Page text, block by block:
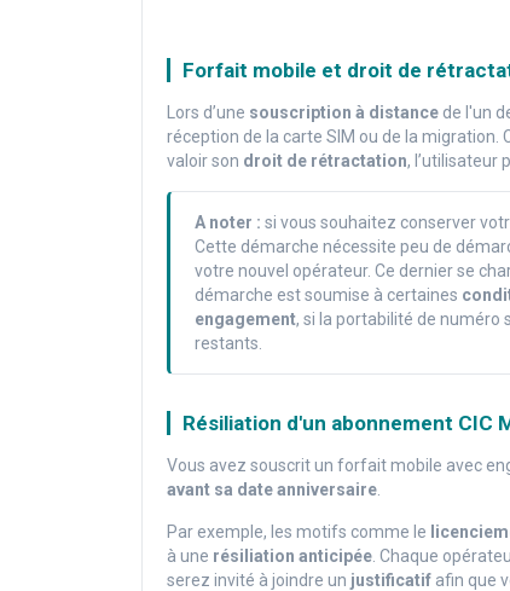
Forfait mobile et droit de
Lors d’une souscription à distance de l'un
réception de la carte SIM ou de la migration.
valoir son droit de rétractation, l’utilisateur
A noter : si vous souhaitez conserver
Cette démarche nécessite peu de
votre nouvel opérateur. Ce dernier se
démarche est soumise à certaines
engagement, si la portabilité de numéro
restants.
Résiliation d'un abonnement CIC
Vous avez souscrit un forfait mobile avec
avant sa date anniversaire
Par exemple, les motifs comme le
à une résiliation anticipée . Chaque
serez invité à joindre un justificatif afin que